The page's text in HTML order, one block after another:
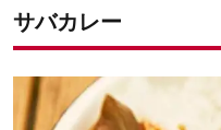
サバカレー